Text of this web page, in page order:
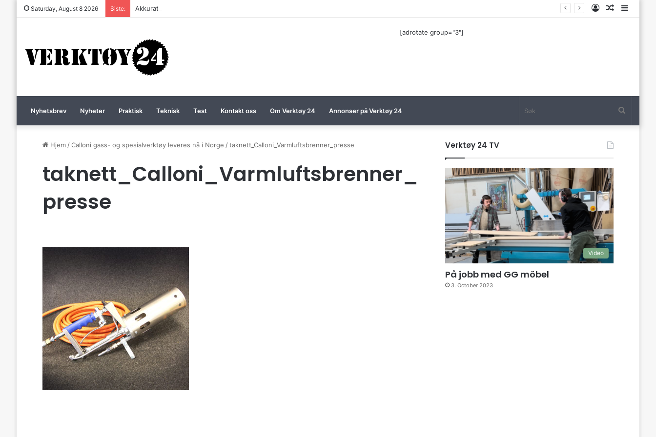
Saturday, August 8 2026 Siste: Akkurat nå er batteri-bordsaga til Festool billigere Sidebar
Tilfeldig
Log
[adrotate group="3"]
Nyhetsbrev Nyheter Praktisk Teknisk Test Kontakt oss Om Verktøy 24 Annonser på Verktøy 24
Hjem /Calloni gass- og spesialverktøy leveres nå i Norge /taknett_Calloni_Varmluftsbrenner_presse
taknett_Calloni_Varmluftsbrenner_
presse
Verktøy 24 TV
Video
På jobb med GG möbel
3. October 2023